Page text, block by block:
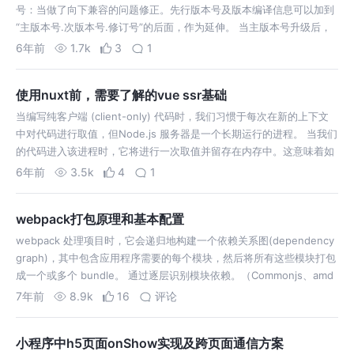
号：当做了向下兼容的问题修正。先行版本号及版本编译信息可以加到
“主版本号.次版本号.修订号”的后面，作为延伸。 当主版本号升级后，
次版本号和修订号需要重置为0，次版本号进行升级后，修订版本需要
6年前 1.7k 3 1
使用nuxt前，需要了解的vue ssr基础
当编写纯客户端 (client-only) 代码时，我们习惯于每次在新的上下文
中对代码进行取值，但Node.js 服务器是一个长期运行的进程。 当我们
的代码进入该进程时，它将进行一次取值并留存在内存中。这意味着如
果创建一个单例对象，它将在每个传入的请求之间共享。 通常 Vue …
6年前 3.5k 4 1
webpack打包原理和基本配置
webpack 处理项目时，它会递归地构建一个依赖关系图(dependency
graph)，其中包含应用程序需要的每个模块，然后将所有这些模块打包
成一个或多个 bundle。 通过逐层识别模块依赖。（Commonjs、amd
或者es6的import，webpack都会对其进行…
7年前 8.9k 16 评论
小程序中h5页面onShow实现及跨页面通信方案